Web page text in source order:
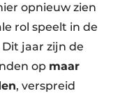
opnieuw zien
rol speelt in de
jaar zijn de
op maar
, verspreid